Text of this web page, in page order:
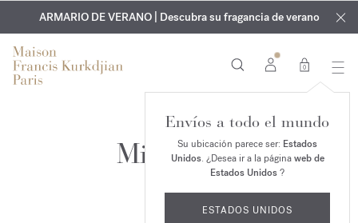
EXCLUSIVO | Descubra la nueva fragancia OUD
velvet mood
en su pedido*
GRABADO GRATUITO | En todas las fragancias y aceites
corporales hasta el 9 de agosto
ARMARIO DE VERANO | Descubra su fragancia de verano
0
Envíos a todo el mundo
Su ubicación parece ser: Estados
Unidos. ¿Desea ir a la páginaweb de
Estados Unidos?
ESTADOS UNIDOS
Mi Cuenta